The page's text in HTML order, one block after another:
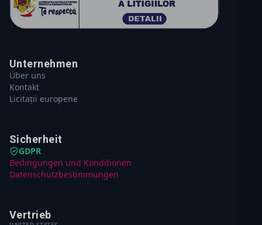
Unternehmen
Über uns
Kontakt
Licitații europene
Sicherheit
GDPR
Bedingungen und Konditionen
Datenschutzbestimmungen
Vertrieb